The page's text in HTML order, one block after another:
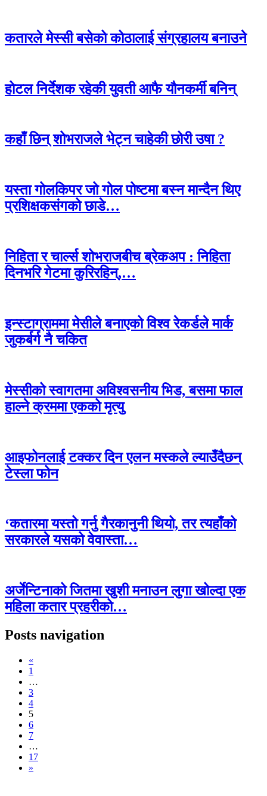
कतारले मेस्सी बसेको कोठालाई संग्रहालय बनाउने
होटल निर्देशक रहेकी युवती आफै यौनकर्मी बनिन्
कहाँ छिन् शोभराजले भेट्न चाहेकी छोरी उषा ?
यस्ता गोलकिपर जो गोल पोष्टमा बस्न मान्दैन थिए
प्रशिक्षकसंगको छाडे…
निहिता र चार्ल्स शोभराजबीच ब्रेकअप : निहिता
दिनभरि गेटमा कुरिरहिन्,…
इन्स्टाग्राममा मेसीले बनाएको विश्व रेकर्डले मार्क
जुकर्बर्ग नै चकित
मेस्सीको स्वागतमा अविश्वसनीय भिड, बसमा फाल
हाल्ने क्रममा एकको मृत्यु
आइफोनलाई टक्कर दिन एलन मस्कले ल्याउँदैछन्
टेस्ला फोन
‘कतारमा यस्तो गर्नु गैरकानुनी थियो, तर त्यहाँको
सरकारले यसको वेवास्ता…
अर्जेन्टिनाको जितमा खुशी मनाउन लुगा खोल्दा एक
महिला कतार प्रहरीको…
Posts navigation
«
1
…
3
4
5
6
7
…
17
»